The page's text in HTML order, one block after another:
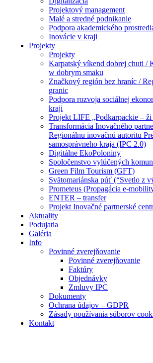
Projektový management
Malé a stredné podnikanie
Podpora akademického
Inovácie v kraji
Projekty
Projekty
Karpatský víkend dobrej chuti /
w dobrym smaku
Značkový región bez hraníc /
granic
Podpora rozvoja sociálnej
kraji
Projekt LIFE „Podkarpackie – ži
Transformácia Inovačného
Regionálnu inovačnú autoritu
samosprávneho kraja (IPC 2.0)
Digitálne EkoPoloniny
Spoločenstvo vylúčených
Green Film Tourism (GFT)
Svätomariánska púť (“Svetlo z
Prometeus (Propagácia e-
ENTER – transfer
Projekt Inovačné partnerské
Aktuality
Podujatia
Galéria
Info
Povinné zverejňovanie
Povinné zverejňovanie
Faktúry
Objednávky
Zmluvy IPC
Dokumenty
Ochrana údajov – GDPR
Zásady používania súborov
Kontakt